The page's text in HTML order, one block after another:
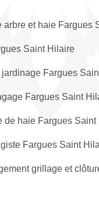
arbre et haie Fargues
Saint Hilaire
jardinage Fargues
Fargues Saint
de haie Fargues Saint
Fargues Saint
grillage et